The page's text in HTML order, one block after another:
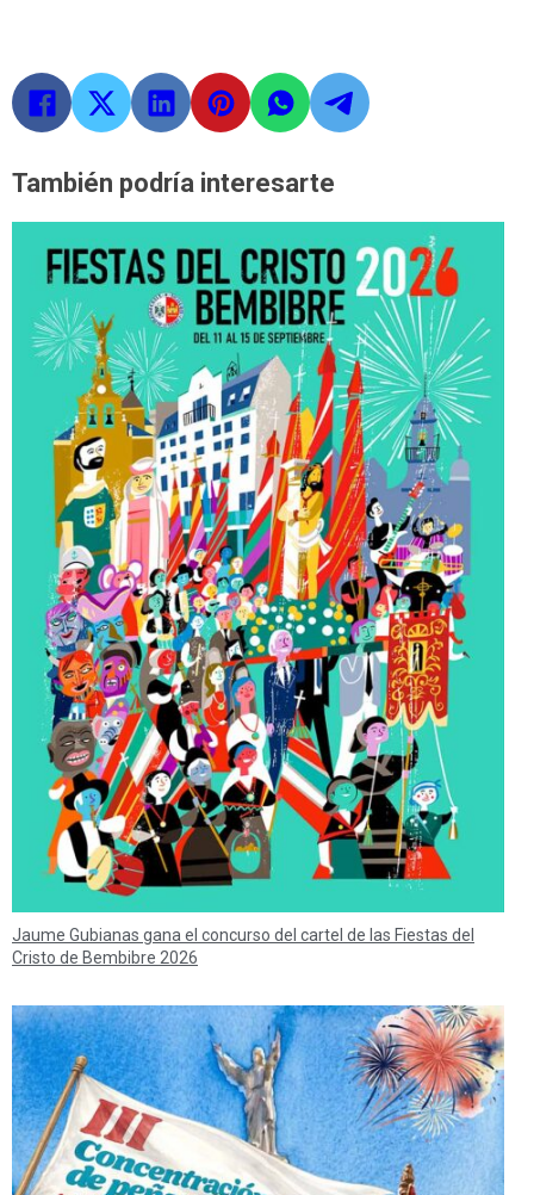
También podría interesarte
Jaume Gubianas gana el concurso del cartel de las Fiestas del
Cristo de Bembibre 2026